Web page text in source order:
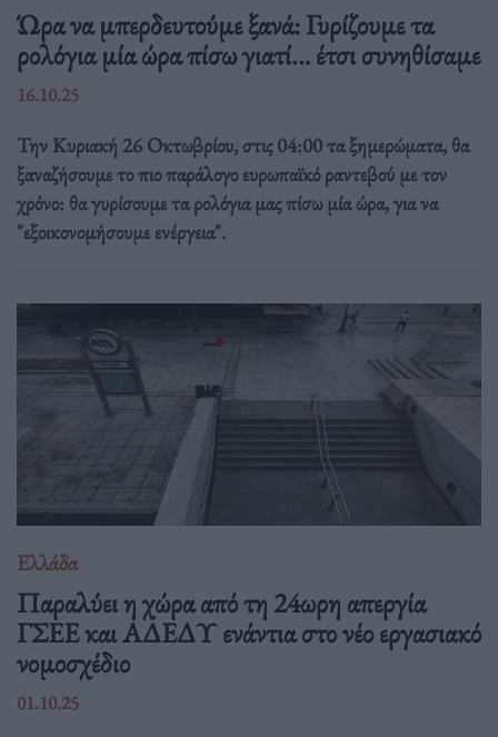
Ώρα να μπερδευτούμε ξανά: Γυρίζουμε τα
ρολόγια μία ώρα πίσω γιατί… έτσι συνηθίσαμε
16.10.25
Την Κυριακή 26 Οκτωβρίου, στις 04:00 τα ξημερώματα, θα
ξαναζήσουμε το πιο παράλογο ευρωπαϊκό ραντεβού με τον
χρόνο: θα γυρίσουμε τα ρολόγια μας πίσω μία ώρα, για να
"εξοικονομήσουμε ενέργεια".
Ελλάδα
Παραλύει η χώρα από τη 24ωρη απεργία
ΓΣΕΕ και ΑΔΕΔΥ ενάντια στο νέο εργασιακό
νομοσχέδιο
01.10.25